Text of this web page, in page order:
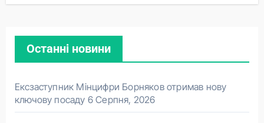
Останні новини
Ексзаступник Мінцифри Борняков отримав нову
ключову посаду 6 Серпня, 2026